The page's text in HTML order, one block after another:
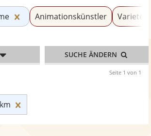
Künstler»
Kategorie «Pantomime»
Animationskünstler Varieté
SUCHE ÄNDERN
Seite 1 von 1